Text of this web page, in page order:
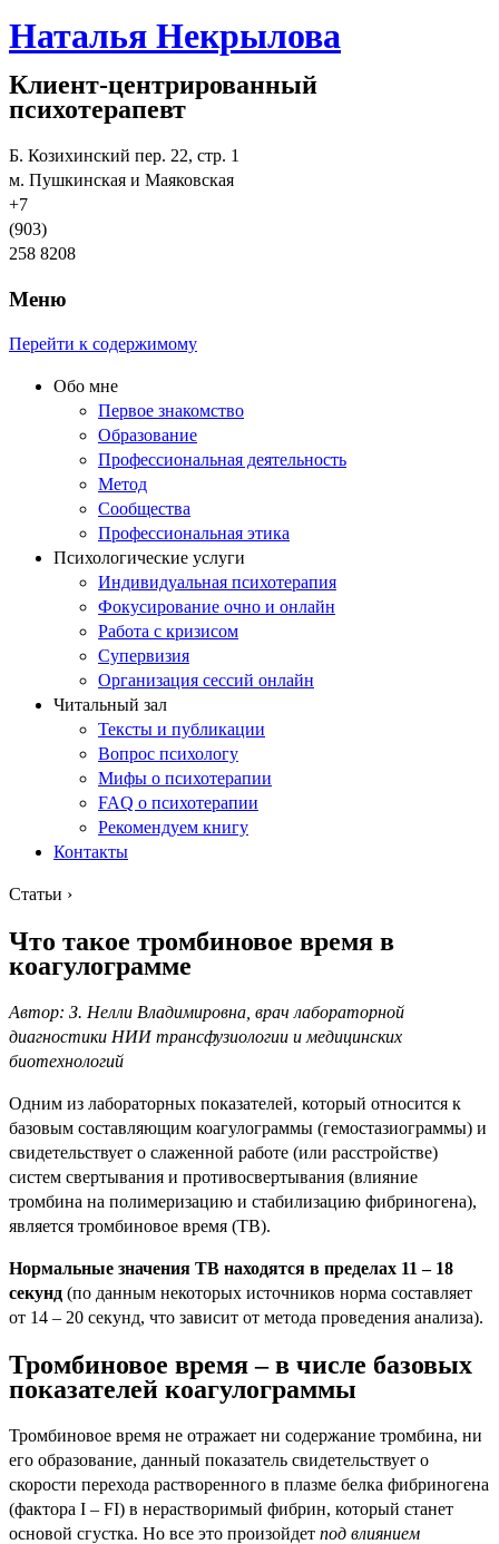
Наталья Некрылова
Клиент-центрированный
психотерапевт
Б. Козихинский пер. 22, стр. 1
м. Пушкинская и Маяковская
+7
(903)
258 8208
Меню
Перейти к содержимому
Обо мне
Первое знакомство
Образование
Профессиональная деятельность
Метод
Сообщества
Профессиональная этика
Психологические услуги
Индивидуальная психотерапия
Фокусирование очно и онлайн
Работа с кризисом
Супервизия
Организация сессий онлайн
Читальный зал
Тексты и публикации
Вопрос психологу
Мифы о психотерапии
FAQ о психотерапии
Рекомендуем книгу
Контакты
Статьи ›
Что такое тромбиновое время в
коагулограмме
Автор: З. Нелли Владимировна, врач лабораторной
диагностики НИИ трансфузиологии и медицинских
биотехнологий
Одним из лабораторных показателей, который относится к
базовым составляющим коагулограммы (гемостазиограммы) и
свидетельствует о слаженной работе (или расстройстве)
систем свертывания и противосвертывания (влияние
тромбина на полимеризацию и стабилизацию фибриногена),
является тромбиновое время (ТВ).
Нормальные значения ТВ находятся в пределах 11 – 18
секунд (по данным некоторых источников норма составляет
от 14 – 20 секунд, что зависит от метода проведения анализа).
Тромбиновое время – в числе базовых
показателей коагулограммы
Тромбиновое время не отражает ни содержание тромбина, ни
его образование, данный показатель свидетельствует о
скорости перехода растворенного в плазме белка фибриногена
(фактора I – FI) в нерастворимый фибрин, который станет
основой сгустка. Но все это произойдет под влиянием